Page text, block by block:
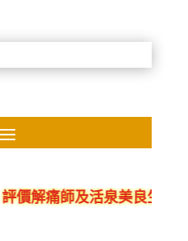
評價解痛師及活泉美良生館